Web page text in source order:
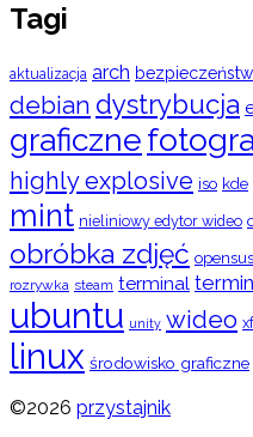
Tagi
aktualizacja arch
debian dystrybucja
graficzne
highly explosive iso kde
mint nieliniowy edytor wideo
obróbka zdjęć
rozrywka steam terminal
ubuntu unity wideo
linux środowisko graficzne
©2026 przystajnik